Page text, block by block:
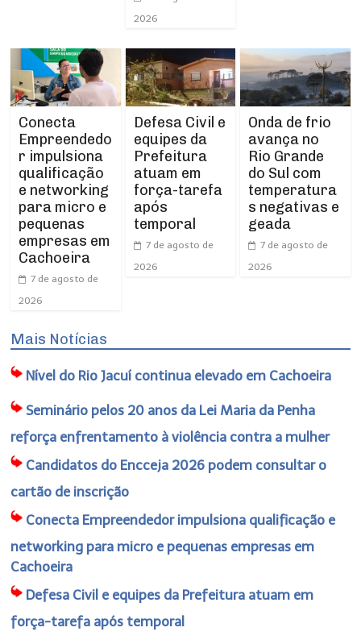
2026
Conecta
Empreendedo
r impulsiona
qualificação
e networking
para micro e
pequenas
empresas em
Cachoeira
7 de agosto de
2026
Defesa Civil e
equipes da
Prefeitura
atuam em
força-tarefa
após
temporal
7 de agosto de
2026
Onda de frio
avança no
Rio Grande
do Sul com
temperatura
s negativas e
geada
7 de agosto de
2026
Mais Notícias
Nível do Rio Jacuí continua elevado em Cachoeira
Seminário pelos 20 anos da Lei Maria da Penha
reforça enfrentamento à violência contra a mulher
Candidatos do Encceja 2026 podem consultar o
cartão de inscrição
Conecta Empreendedor impulsiona qualificação e
networking para micro e pequenas empresas em
Cachoeira
Defesa Civil e equipes da Prefeitura atuam em
força-tarefa após temporal